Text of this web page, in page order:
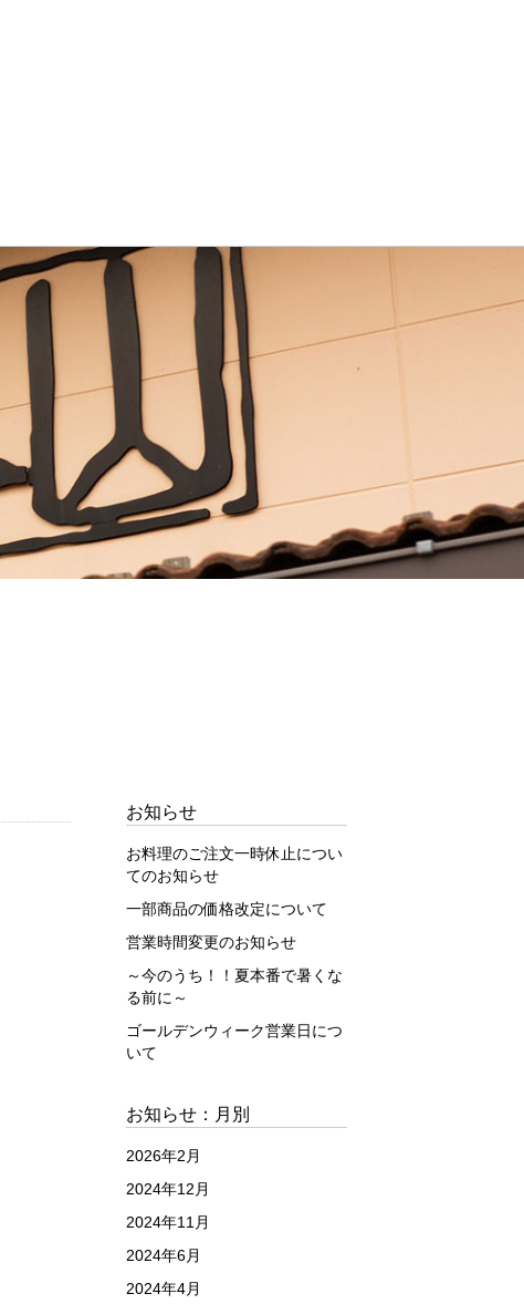
お知らせ
お料理のご注文一時休止につい
てのお知らせ
一部商品の価格改定について
営業時間変更のお知らせ
～今のうち！！夏本番で暑くな
る前に～
ゴールデンウィーク営業日につ
いて
お知らせ：月別
2026年2月
2024年12月
2024年11月
2024年6月
2024年4月